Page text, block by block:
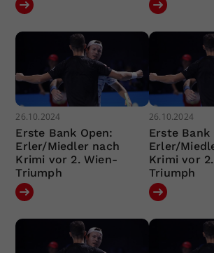
26.10.2024
Erste Bank Open:
Erler/Miedler nach
Krimi vor 2. Wien-
Triumph
26.10.2024
Erste Bank
Erler/
Krimi vor
Triumph